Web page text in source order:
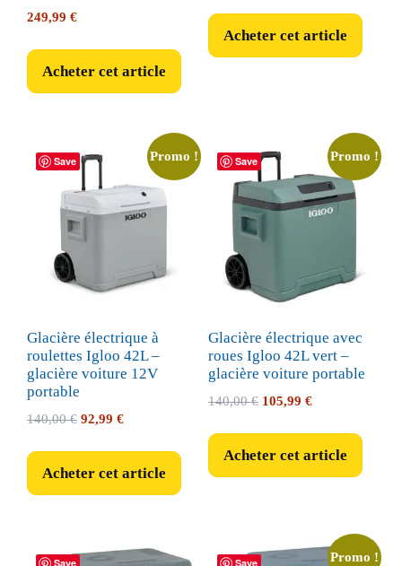
249,99 €
Acheter cet article
Acheter cet article
Save Promo !
Glacière électrique à
roulettes Igloo 42L –
glacière voiture 12V
portable
140,00€ Le
était :
140,00 €.
92,99 €Le
est :
92,99 €.
Acheter cet article
Save Promo !
Glacière électrique avec
roues Igloo 42L vert –
glacière voiture portable
140,00€ Le
était :
140,00 €.
105,99 €Le
est :
105,99 €.
Acheter cet article
Save Save Promo !